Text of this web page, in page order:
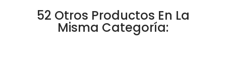
52 Otros Productos En La
Misma Categoría: